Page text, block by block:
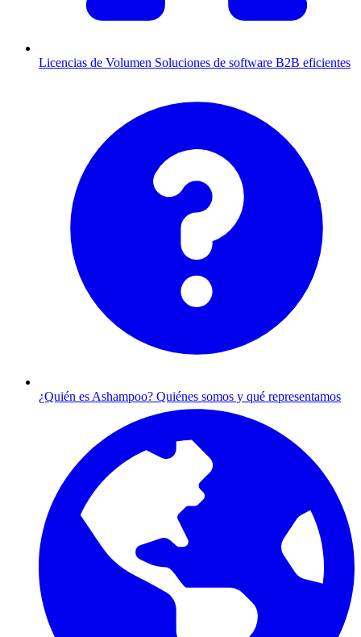
Licencias de Volumen Soluciones de software B2B eficientes
¿Quién es Ashampoo? Quiénes somos y qué representamos